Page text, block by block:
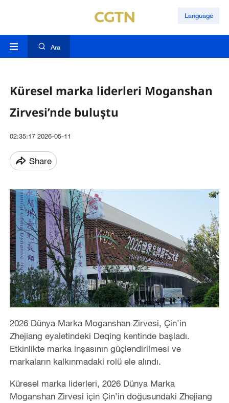
Language
Ara
Küresel marka liderleri Moganshan
Zirvesi’nde buluştu
02:35:17 2026-05-11
Share
2026 Dünya Marka Moganshan Zirvesi, Çin’in
Zhejiang eyaletindeki Deqing kentinde başladı.
Etkinlikte marka inşasının güçlendirilmesi ve
markaların kalkınmadaki rolü ele alındı.
Küresel marka liderleri, 2026 Dünya Marka
Moganshan Zirvesi için Çin’in doğusundaki Zhejiang